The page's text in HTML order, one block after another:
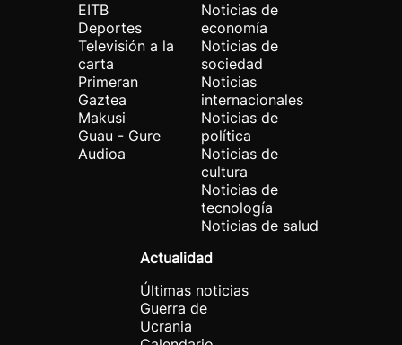
EITB
Deportes
Televisión a la
carta
Primeran
Gaztea
Makusi
Guau - Gure
Audioa
Noticias de
economía
Noticias de
sociedad
Noticias
internacionales
Noticias de
política
Noticias de
cultura
Noticias de
tecnología
Noticias de salud
Actualidad
Últimas noticias
Guerra de
Ucrania